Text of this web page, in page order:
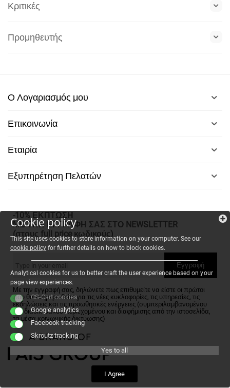
Κριτικές
Προμηθευτής
Ο Λογαριασμός μου
Επικοινωνία
Εταιρία
Εξυπηρέτηση Πελατών
-10% ΕΚΠΤΩΣΗ
ΜΕ ΤΗΝ ΕΓΓΡΑΦΗ ΣΑΣ ΣΤΟ NEWSLETTER
(στους full price κωδικούς)
Εγγραφή
Με την εγγραφή σας, δηλώνετε πως επιθυμείτε να είστε οι πρώτοι
που θα ενημερωθείτε για τις νέες κυκλοφορίες, τις υπηρεσίες, τις
εκδηλώσεις και τις προωθητικές ενέργειες (συμπεριλαμβανομένου
του διαδικτυακού περιεχομένου και διαφήμισης από την ιστοσελίδα,
τα μέσα κοινωνικής δικτύωσης)
Cookie policy
This site uses cookies to store information on your computer. See our
cookie policy for further details on how to block cookies.
Analytical cookies for us to better craft the user experience based on your
page view experiences.
CS-Cart cookies
Google analytics
Facebook tracking
Skroutz tracking
Yes to all
I Agree